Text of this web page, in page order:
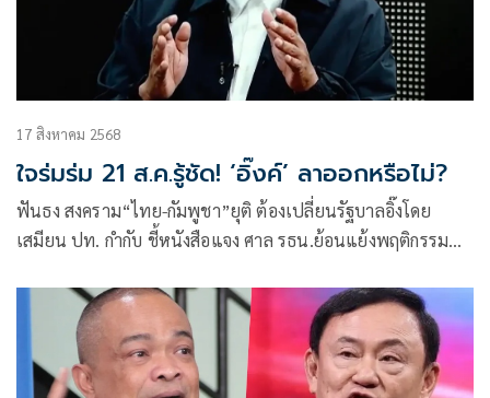
17 สิงหาคม 2568
ใจร่มร่ม 21 ส.ค.รู้ชัด! ‘อิ๊งค์’ ลาออกหรือไม่?
ฟันธง สงคราม“ไทย-กัมพูชา”ยุติ ต้องเปลี่ยนรัฐบาลอิ๊งโดย
เสมียน ปท. กำกับ ชี้หนังสือแจง ศาล รธน.ย้อนแย้งพฤติกรรม
ระบุถ้าไป ส่อน่าเชื่อว่า ไม่ลาออก